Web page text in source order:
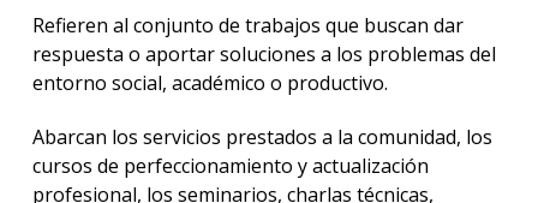
Refieren al conjunto de trabajos que buscan dar
respuesta o aportar soluciones a los problemas del
entorno social, académico o productivo.
Abarcan los servicios prestados a la comunidad, los
cursos de perfeccionamiento y actualización
profesional, los seminarios, charlas técnicas,